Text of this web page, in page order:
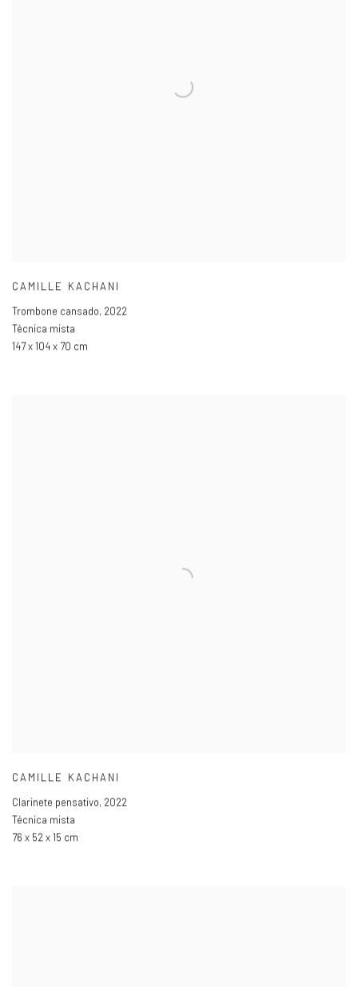
CAMILLE KACHANI
Trombone cansado, 2022
Técnica mista
147 x 104 x 70 cm
CAMILLE KACHANI
Clarinete pensativo, 2022
Técnica mista
76 x 52 x 15 cm